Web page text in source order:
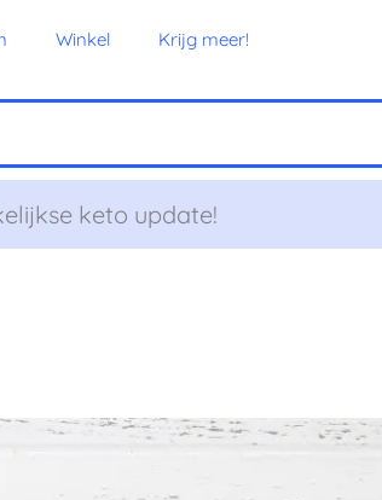
Winkel Krijg meer!
keto update!